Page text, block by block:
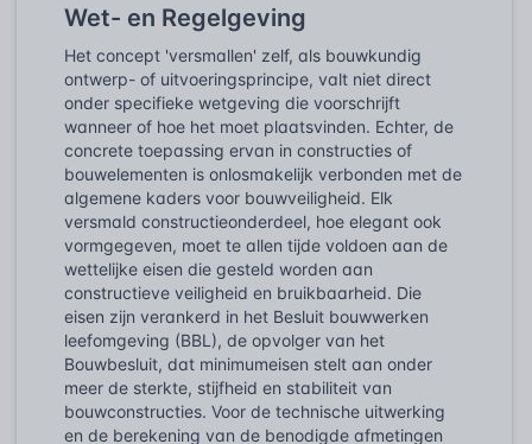
Wet- en Regelgeving
Het concept 'versmallen' zelf, als bouwkundig
ontwerp- of uitvoeringsprincipe, valt niet direct
onder specifieke wetgeving die voorschrijft
wanneer of hoe het moet plaatsvinden. Echter, de
concrete toepassing ervan in constructies of
bouwelementen is onlosmakelijk verbonden met de
algemene kaders voor bouwveiligheid. Elk
versmald constructieonderdeel, hoe elegant ook
vormgegeven, moet te allen tijde voldoen aan de
wettelijke eisen die gesteld worden aan
constructieve veiligheid en bruikbaarheid. Die
eisen zijn verankerd in het Besluit bouwwerken
leefomgeving (BBL), de opvolger van het
Bouwbesluit, dat minimumeisen stelt aan onder
meer de sterkte, stijfheid en stabiliteit van
bouwconstructies. Voor de technische uitwerking
en de berekening van de benodigde afmetingen